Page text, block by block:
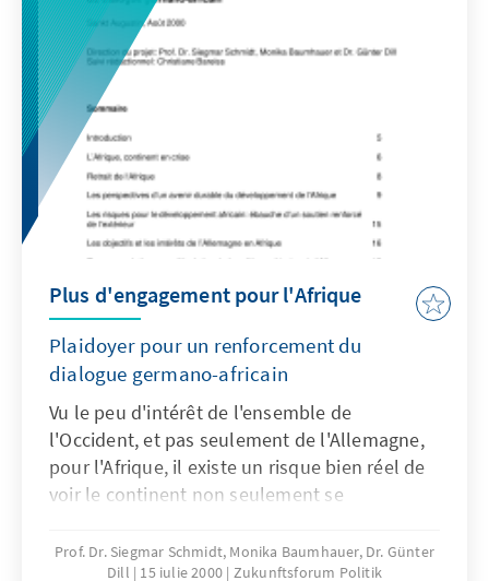
Plus d'engagement pour l'Afrique
Plaidoyer pour un renforcement du
dialogue germano-africain
Vu le peu d'intérêt de l'ensemble de
l'Occident, et pas seulement de l'Allemagne,
pour l'Afrique, il existe un risque bien réel de
voir le continent non seulement se
tomber dans un véritable isolement.
Prof. Dr. Siegmar Schmidt, Monika Baumhauer, Dr. Günter
Dill
15 iulie 2000 Zukunftsforum Politik